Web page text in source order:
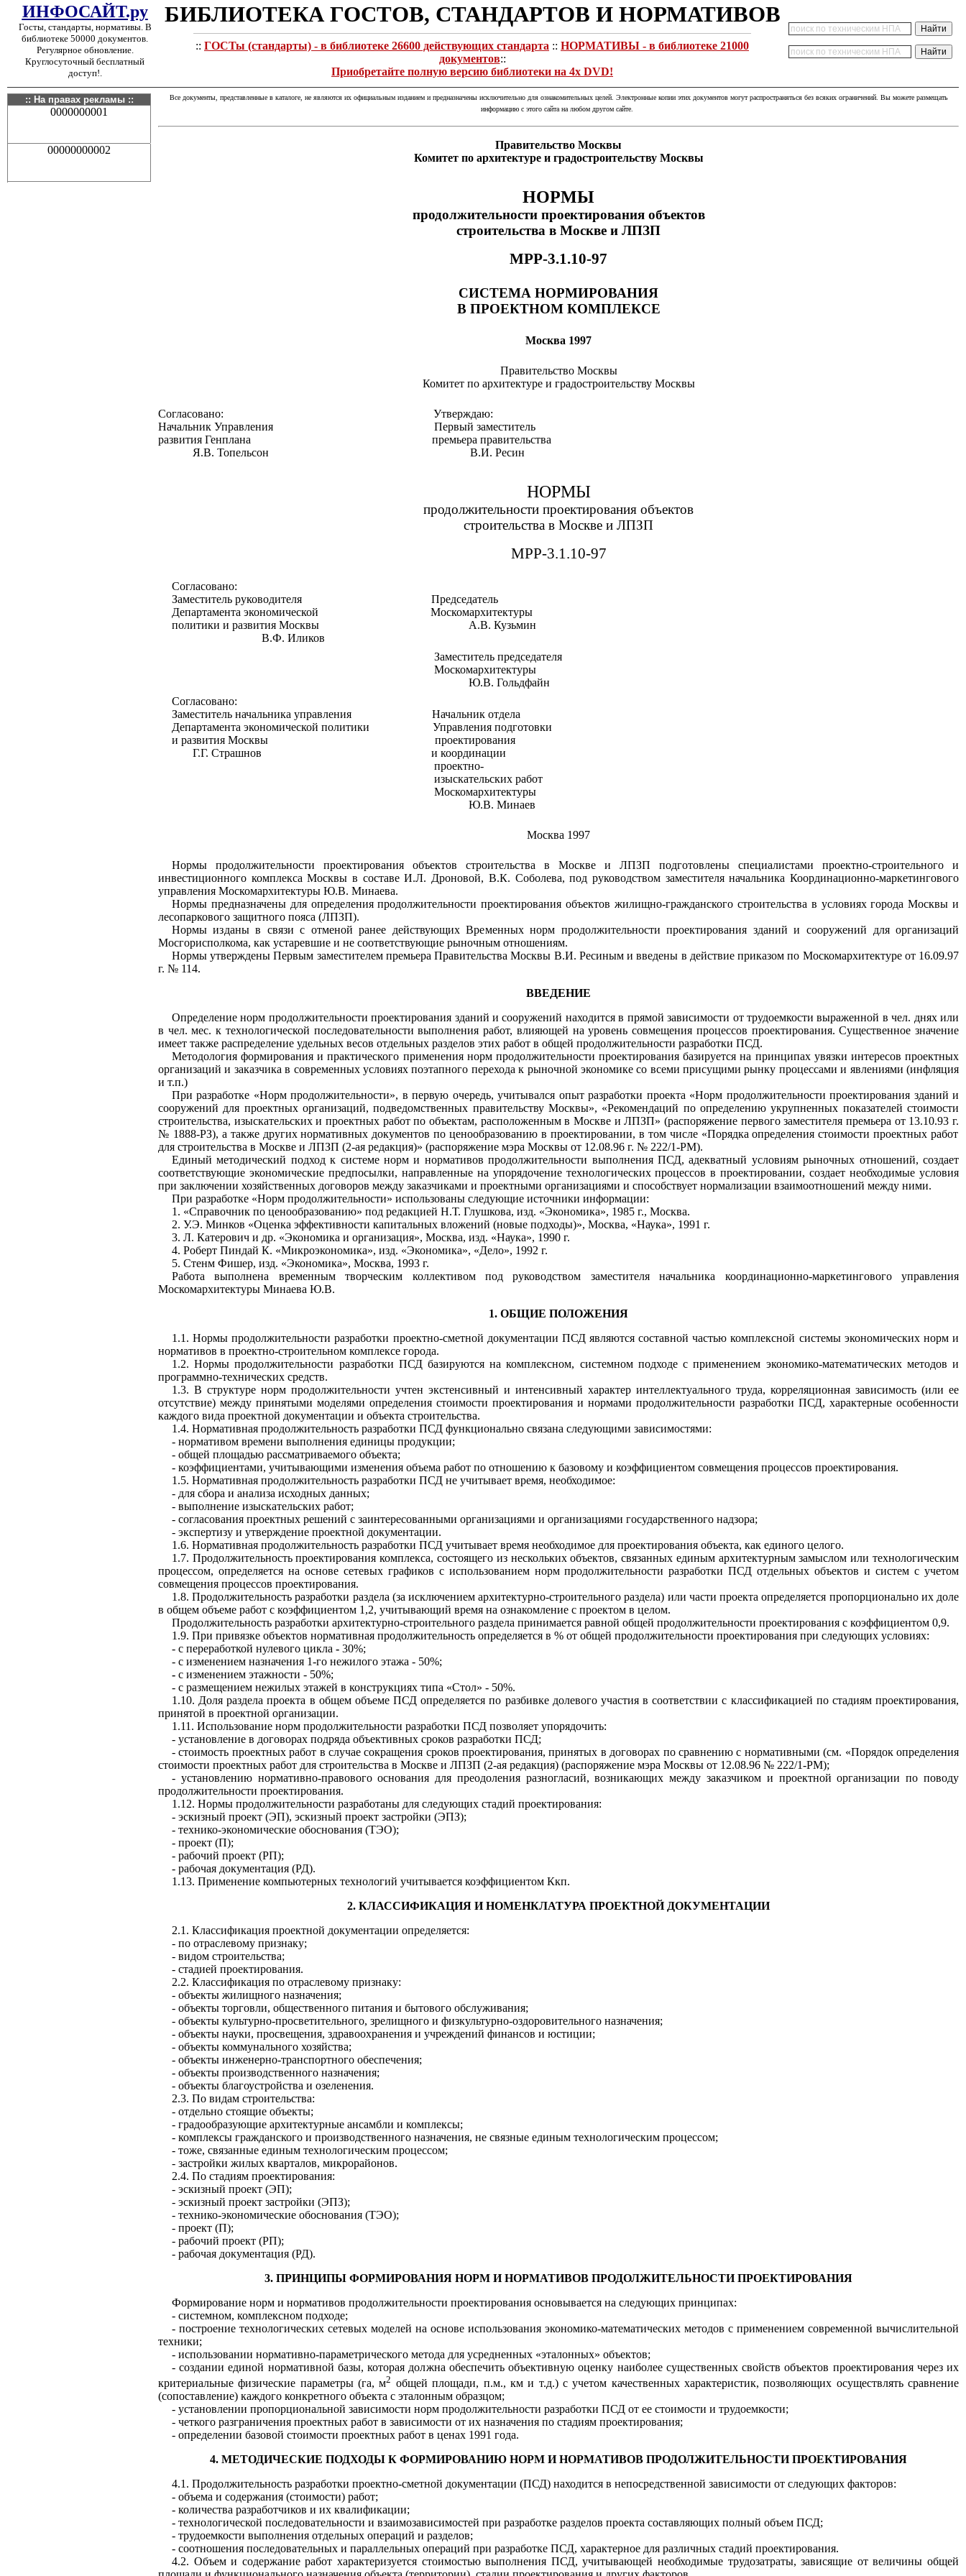
ИНФОСАЙТ.ру
Госты, стандарты, нормативы. В
библиотеке 50000 документов.
Регулярное обновление.
Круглосуточный бесплатный
доступ!.
БИБЛИОТЕКА ГОСТОВ, СТАНДАРТОВ И НОРМАТИВОВ
:: ГОСТы (стандарты) - в библиотеке 26600 действующих стандарта :: НОРМАТИВЫ - в библиотеке 21000
документов::
Приобретайте полную версию библиотеки на 4х DVD!
:: На правах рекламы ::
0000000001
00000000002
Все документы, представленные в каталоге, не являются их официальным изданием и предназначены исключительно для ознакомительных целей. Электронные копии этих документов могут распространяться без всяких ограничений. Вы можете размещать
информацию с этого сайта на любом другом сайте.
Правительство Москвы
Комитет по архитектуре и градостроительству Москвы
НОРМЫ
продолжительности проектирования объектов
строительства в Москве и ЛПЗП
МРР-3.1.10-97
СИСТЕМА НОРМИРОВАНИЯ
В ПРОЕКТНОМ КОМПЛЕКСЕ
Москва 1997
Правительство Москвы
Комитет по архитектуре и градостроительству Москвы
Согласовано:
Утверждаю:
Начальник Управления
Первый заместитель
развития Генплана
премьера правительства
Я.В. Топельсон
В.И. Ресин
НОРМЫ
продолжительности проектирования объектов
строительства в Москве и ЛПЗП
МРР-3.1.10-97
Согласовано:
Заместитель руководителя
Председатель
Департамента экономической
Москомархитектуры
политики и развития Москвы
А.В. Кузьмин
В.Ф. Иликов
Заместитель председателя
Москомархитектуры
Ю.В. Гольдфайн
Согласовано:
Заместитель начальника управления
Начальник отдела
Департамента экономической политики
Управления подготовки
и развития Москвы
проектирования
Г.Г. Страшнов
и координации
проектно-
изыскательских работ
Москомархитектуры
Ю.В. Минаев
Москва 1997
Нормы продолжительности проектирования объектов строительства в Москве иЛПЗП подготовлены специалистамипроектно-строительного и
инвестиционного комплекса Москвы в составеИ.Л. Дроновой, В.К. Соболева,под руководством заместителя начальника Координационно-маркетингового
управления Москомархитектуры Ю.В. Минаева.
Нормыпредназначены для определения продолжительности проектирования объектов жилищно-гражданского строительства в условиях города Москвы и
лесопаркового защитного пояса (ЛПЗП).
Нормы изданы в связи с отменой ранее действующих Временныхнорм продолжительности проектирования зданий и сооружений дляорганизаций
Мосгорисполкома, как устаревшие и не соответствующие рыночным отношениям.
Нормыутверждены Первым заместителем премьераПравительства Москвы В.И. Ресиным и введены в действиеприказом по Москомархитектуре от 16.09.97
г. № 114.
ВВЕДЕНИЕ
Определение норм продолжительности проектирования зданий и сооружений находится в прямой зависимости от трудоемкости выраженной вчел. дняхили
в чел. мес. к технологической последовательности выполнения работ, влияющей на уровень совмещения процессов проектирования. Существенное значение
имеет также распределение удельных весов отдельных разделов этих работ в общей продолжительности разработки ПСД.
Методология формирования и практического применения норм продолжительности проектирования базируется на принципах увязки интересов проектных
организаций и заказчика в современных условиях поэтапного перехода к рыночной экономике со всеми присущими рынку процессами и явлениями (инфляция
и т.п.)
При разработке «Норм продолжительности», в первую очередь, учитывался опыт разработки проекта «Норм продолжительности проектирования зданий и
сооружений для проектных организаций, подведомственных правительствуМосквы», «Рекомендаций по определению укрупненных показателей стоимости
строительства, изыскательских и проектных работ по объектам, расположенным в Москве иЛПЗП» (распоряжение первого заместителя премьера от13.10.93 г.
№ 1888-РЗ), а также другихнормативных документов по ценообразованию в проектировании, в том числе «Порядка определения стоимости проектных работ
для строительства в Москве и ЛПЗП (2-ая редакция)» (распоряжение мэра Москвы от 12.08.96 г. № 222/1-РМ).
Единый методический подход к системе норм и нормативов продолжительности выполнения ПСД, адекватный условиям рыночных отношений, создает
соответствующие экономические предпосылки, направленные на упорядочение технологических процессов в проектировании, создает необходимые условия
при заключении хозяйственных договоров между заказчиками и проектными организациями и способствует нормализации взаимоотношений между ними.
При разработке «Норм продолжительности» использованы следующие источники информации:
1. «Справочник по ценообразованию» под редакцией Н.Т. Глушкова, изд. «Экономика», 1985г., Москва.
2. У.Э. Минков «Оценка эффективности капитальных вложений (новые подходы)», Москва, «Наука», 1991 г.
3. Л. Катеровичи др. «Экономика и организация», Москва, изд. «Наука», 1990г.
4. Роберт Пиндай К. «Микроэкономика», изд. «Экономика», «Дело», 1992 г.
5. СтенмФишер, изд. «Экономика», Москва, 1993г.
Работа выполнена временным творческим коллективом под руководством заместителя начальника координационно-маркетингового управления
Москомархитектуры Минаева Ю.В.
1. ОБЩИЕ ПОЛОЖЕНИЯ
1.1. Нормы продолжительности разработки проектно-сметной документации ПСД являются составной частью комплексной системы экономических норм и
нормативов в проектно-строительном комплексе города.
1.2. Нормы продолжительности разработки ПСД базируются на комплексном, системном подходе с применением экономико-математических методов и
программно-технических средств.
1.3. В структуре норм продолжительности учтен экстенсивный и интенсивный характер интеллектуального труда, корреляционная зависимость (или ее
отсутствие) между принятыми моделями определения стоимости проектирования и нормами продолжительности разработки ПСД, характерные особенности
каждого вида проектной документации и объекта строительства.
1.4. Нормативная продолжительность разработки ПСД функционально связана следующими зависимостями:
-нормативом времени выполнения единицы продукции;
-общей площадью рассматриваемого объекта;
-коэффициентами, учитывающими изменения объема работ по отношению кбазовому и коэффициентом совмещения процессов проектирования.
1.5. Нормативная продолжительность разработки ПСД не учитывает время, необходимое:
- длясбора и анализа исходных данных;
-выполнение изыскательских работ;
-согласования проектных решений с заинтересованными организациями и организациями государственного надзора;
-экспертизу и утверждениепроектной документации.
1.6. Нормативная продолжительность разработки ПСД учитывает время необходимое для проектирования объекта, как единого целого.
1.7. Продолжительность проектирования комплекса, состоящего из нескольких объектов, связанных единым архитектурным замыслом или технологическим
процессом, определяется на основе сетевых графиков с использованием норм продолжительности разработки ПСД отдельных объектов и систем с учетом
совмещения процессов проектирования.
1.8. Продолжительность разработки раздела (за исключениемархитектурно-строительного раздела) или части проекта определяется пропорционально их доле
в общем объеме работ с коэффициентом 1,2, учитывающий время на ознакомление с проектом в целом.
Продолжительность разработки архитектурно-строительного раздела принимается равной общей продолжительности проектирования с коэффициентом 0,9.
1.9. При привязке объектов нормативная продолжительность определяется в % от общей продолжительности проектирования при следующих условиях:
-с переработкой нулевого цикла -30%;
-с изменением назначения 1-го нежилого этажа -50%;
-с изменением этажности - 50%;
-с размещением нежилых этажей в конструкциях типа «Стол» - 50%.
1.10. Доля раздела проекта в общем объеме ПСД определяется по разбивке долевого участия в соответствии с классификацией по стадиямпроектирования,
принятой в проектной организации.
1.11. Использование норм продолжительности разработки ПСД позволяет упорядочить:
-установление в договорах подряда объективных сроков разработки ПСД;
- стоимость проектных работ в случае сокращения сроковпроектирования, принятых в договорах по сравнению с нормативными (см. «Порядок определения
стоимости проектных работ для строительства в Москве и ЛПЗП (2-ая редакция) (распоряжение мэра Москвы от 12.08.96 № 222/1-РМ);
- установлению нормативно-правовогооснования для преодоления разногласий, возникающих между заказчиком и проектной организации по поводу
продолжительности проектирования.
1.12. Нормы продолжительности разработаны для следующих стадий проектирования:
-эскизный проект (ЭП), эскизный проект застройки (ЭПЗ);
- технико-экономическиеобоснования (ТЭО);
-проект (П);
-рабочий проект (РП);
-рабочая документация (РД).
1.13. Применение компьютерных технологий учитывается коэффициентом Ккп.
2. КЛАССИФИКАЦИЯ И НОМЕНКЛАТУРА ПРОЕКТНОЙ ДОКУМЕНТАЦИИ
2.1 . Классификация проектной документации определяется:
-по отраслевому признаку;
-видом строительства;
-стадией проектирования.
2.2. Классификация по отраслевому признаку:
-объекты жилищного назначения;
-объекты торговли, общественного питания и бытового обслуживания;
-объекты культурно-просветительного, зрелищного и физкультурно-оздоровительногоназначения;
-объекты науки, просвещения, здравоохранения и учреждений финансов и юстиции;
-объекты коммунального хозяйства;
-объекты инженерно-транспортногообеспечения;
-объекты производственногоназначения;
-объекты благоустройства и озеленения.
2.3. По видам строительства:
- отдельно стоящиеобъекты;
- градообразующиеархитектурные ансамбли и комплексы;
-комплексы гражданскогои производственного назначения, не связные единым технологическим процессом;
-тоже, связанные единым технологическим процессом;
-застройки жилых кварталов, микрорайонов.
2.4. По стадиям проектирования:
-эскизный проект (ЭП);
-эскизный проект застройки (ЭПЗ);
-технико-экономические обоснования (ТЭО);
-проект (П);
-рабочий проект (РП);
-рабочая документация (РД).
3. ПРИНЦИПЫ ФОРМИРОВАНИЯ НОРМ И НОРМАТИВОВ ПРОДОЛЖИТЕЛЬНОСТИПРОЕКТИРОВАНИЯ
Формирование норми нормативов продолжительности проектирования основывается на следующих принципах:
-системном, комплексном подходе;
-построение технологическихсетевых моделей на основе использования экономико-математических методов с применением современной вычислительной
техники;
-использовании нормативно-параметрическогометода для усредненных «эталонных» объектов;
-создании единой нормативной базы, которая должна обеспечить объективную оценку наиболее существенных свойств объектов проектирования через их
критериальные физические параметры (га, м2 общей площади, п.м., кми т.д.)с учетом качественныххарактеристик, позволяющих осуществлятьсравнение
(сопоставление) каждого конкретного объекта с эталонным образцом;
-установлении пропорциональной зависимости норм продолжительности разработки ПСДот ее стоимости и трудоемкости;
-четкого разграничения проектных работ в зависимости от их назначения по стадиям проектирования;
-определении базовой стоимости проектных работ в ценах1991 года.
4. МЕТОДИЧЕСКИЕ ПОДХОДЫ К ФОРМИРОВАНИЮ НОРМ И НОРМАТИВОВ ПРОДОЛЖИТЕЛЬНОСТИПРОЕКТИРОВАНИЯ
4.1. Продолжительность разработки проектно-сметной документации (ПСД) находится в непосредственной зависимости от следующих факторов:
-объема и содержания (стоимости) работ;
-количества разработчиков и их квалификации;
-технологической последовательности и взаимозависимостей при разработке разделов проекта составляющих полный объем ПСД;
-трудоемкости выполнения отдельных операций и разделов;
-соотношения последовательных и параллельных операций при разработке ПСД, характерное для различных стадий проектирования.
4.2. Объем и содержание работ характеризуется стоимостью выполнения ПСД, учитывающей необходимые трудозатраты,зависящие от величины общей